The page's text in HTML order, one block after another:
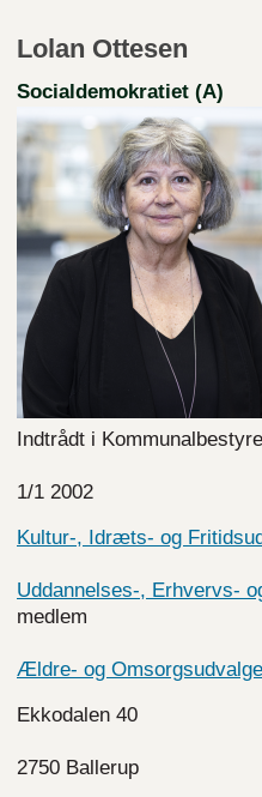
Lolan Ottesen
Socialdemokratiet (A)
Indtrådt i
1/1 2002
Kultur-, Idræts- og
Uddannelses-, Erhvervs-
medlem
Ældre- og
Ekkodalen 40
2750 Ballerup